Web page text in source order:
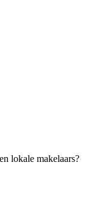
lokale makelaars?